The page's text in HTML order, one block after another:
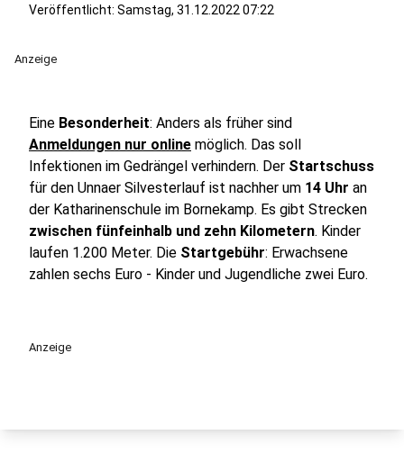
Veröffentlicht: Samstag, 31.12.2022 07:22
Anzeige
Eine Besonderheit: Anders als früher sind
Anmeldungen nur online möglich. Das soll
Infektionen im Gedrängel verhindern. Der Startschuss
für den Unnaer Silvesterlauf ist nachher um 14 Uhr an
der Katharinenschule im Bornekamp. Es gibt Strecken
zwischen fünfeinhalb und zehn Kilometern. Kinder
laufen 1.200 Meter. Die Startgebühr: Erwachsene
zahlen sechs Euro - Kinder und Jugendliche zwei Euro.
Anzeige